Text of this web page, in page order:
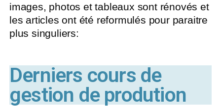
images, photos et tableaux sont rénovés et
les articles ont été reformulés pour paraitre
plus singuliers:
Derniers cours de
gestion de prodution